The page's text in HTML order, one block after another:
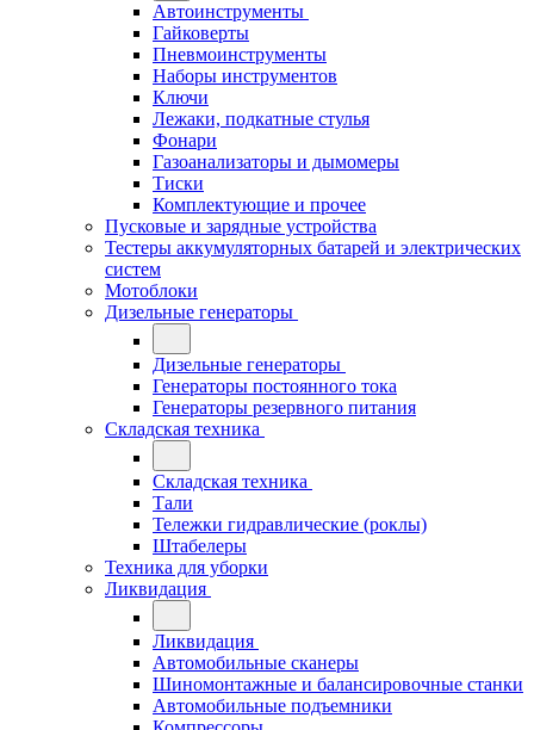
Автоинструменты
Гайковерты
Пневмоинструменты
Наборы инструментов
Ключи
Лежаки, подкатные стулья
Фонари
Газоанализаторы и дымомеры
Тиски
Комплектующие и прочее
Пусковые и зарядные устройства
Тестеры аккумуляторных батарей и электрических
систем
Мотоблоки
Дизельные генераторы
Дизельные генераторы
Генераторы постоянного тока
Генераторы резервного питания
Складская техника
Складская техника
Тали
Тележки гидравлические (роклы)
Штабелеры
Техника для уборки
Ликвидация
Ликвидация
Автомобильные сканеры
Шиномонтажные и балансировочные станки
Автомобильные подъемники